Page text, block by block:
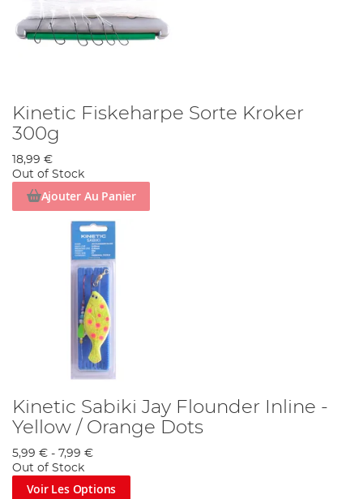
Kinetic Fiskeharpe Sorte Kroker
300g
18,99 €
Out of Stock
Ajouter Au Panier
Kinetic Sabiki Jay Flounder Inline -
Yellow / Orange Dots
5,99 € - 7,99 €
Out of Stock
Voir Les Options